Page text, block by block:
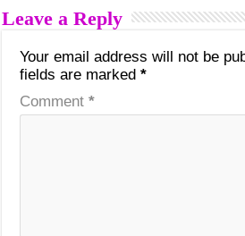
Leave a Reply
Your email address will not be
fields are marked*
Comment*